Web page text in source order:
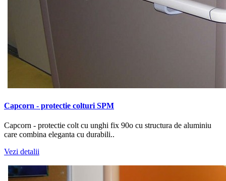
Capcorn - protectie colturi SPM
Capcorn - protectie colt cu unghi fix 90o cu structura de aluminiu
care combina eleganta cu durabili..
Vezi detalii